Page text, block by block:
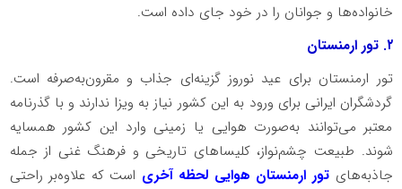
خانواده‌ها و جوانان را در خود جای داده است.
۲. تور ارمنستان
تور ارمنستان برای عید نوروز گزینه‌ای جذاب و مقرون‌به‌صرفه است.
گردشگران ایرانی برای ورود به این کشور نیاز به ویزا ندارند و با گذرنامه
معتبر می‌توانند به‌صورت هوایی یا زمینی وارد این کشور همسایه
شوند. طبیعت چشم‌نواز، کلیساهای تاریخی و فرهنگ غنی از جمله
جاذبه‌هایتور ارمنستان هوایی لحظه آخری است که علاوه‌بر راحتی